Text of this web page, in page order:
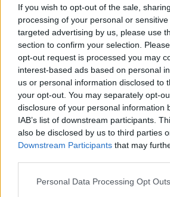
If you wish to opt-out of the sale,
processing of your personal or
targeted advertising by us, please use
section to confirm your selection.
opt-out request is processed you may
interest-based ads based on personal
us or personal information disclosed to
your opt-out. You may separately opt-
disclosure of your personal information
IAB’s list of downstream participants.
also be disclosed by us to third parties
Downstream Participants that may
Please note that this website/app uses
Personal Data Processing Opt Outs
Protocolos de seguridad
consejos para fotografiar
Un eclipse solar es un espectáculo